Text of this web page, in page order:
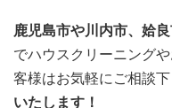
鹿児島市や川内市、姶
でハウスクリーニング
客様はお気軽にご相談下
いたします！